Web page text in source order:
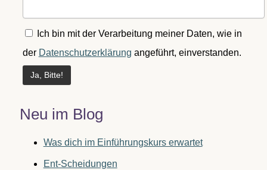
Ich bin mit der Verarbeitung meiner Daten, wie in
der Datenschutzerklärung angeführt, einverstanden.
Neu im Blog
Was dich im Einführungskurs erwartet
Ent-Scheidungen